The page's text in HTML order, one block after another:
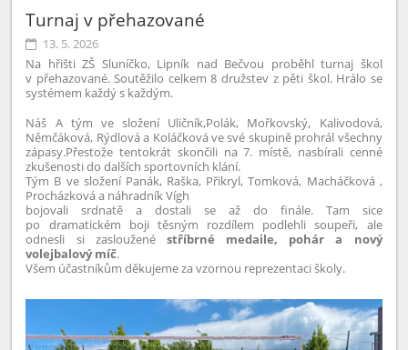
Turnaj v přehazované
13. 5. 2026
Na hřišti ZŠ Sluníčko, Lipník nad Bečvou proběhl turnaj škol
v přehazované. Soutěžilo celkem 8 družstev z pěti škol. Hrálo se
systémem každý s každým.
Náš A tým ve složení Uličník,Polák, Mořkovský, Kalivodová,
Němčáková, Rýdlová a Koláčková ve své skupině prohrál všechny
zápasy.Přestože tentokrát skončili na 7. místě, nasbírali cenné
zkušenosti do dalších sportovních klání.
Tým B ve složení Panák, Raška, Přikryl, Tomková, Macháčková ,
Procházková a náhradník Vígh
bojovali srdnatě a dostali se až do finále. Tam sice
po dramatickém boji těsným rozdílem podlehli soupeři, ale
odnesli si zasloužené stříbrné medaile, pohár a nový
volejbalový míč.
Všem účastníkům děkujeme za vzornou reprezentaci školy.